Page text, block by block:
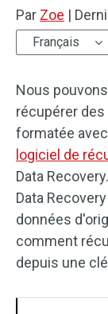
Par Zoe |
Français
Nous
récupérer des
formatée
logiciel de
Data
Data
données
comment
depuis une